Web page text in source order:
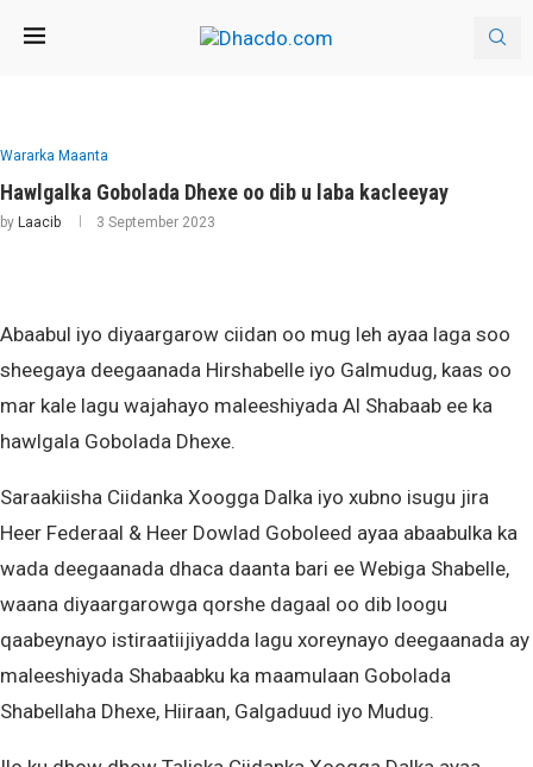
Wararka Maanta
Hawlgalka Gobolada Dhexe oo dib u laba kacleeyay
by Laacib 3 September 2023
Abaabul iyo diyaargarow ciidan oo mug leh ayaa laga soo
sheegaya deegaanada Hirshabelle iyo Galmudug, kaas oo
mar kale lagu wajahayo maleeshiyada Al Shabaab ee ka
hawlgala Gobolada Dhexe.
Saraakiisha Ciidanka Xoogga Dalka iyo xubno isugu jira
Heer Federaal & Heer Dowlad Goboleed ayaa abaabulka ka
wada deegaanada dhaca daanta bari ee Webiga Shabelle,
waana diyaargarowga qorshe dagaal oo dib loogu
qaabeynayo istiraatiijiyadda lagu xoreynayo deegaanada ay
maleeshiyada Shabaabku ka maamulaan Gobolada
Shabellaha Dhexe, Hiiraan, Galgaduud iyo Mudug.